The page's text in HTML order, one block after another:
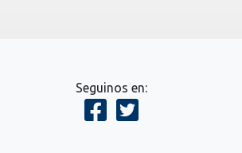
Seguinos en: